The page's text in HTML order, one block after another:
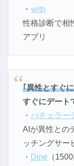
・ with
性格診断で相
アプリ
｢異性とすぐ
すぐにデート
・ バチェラー
AIが異性との
ッチングサー
・ Dine （